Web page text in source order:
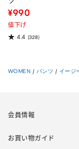
¥990
値下げ
4.4 (328)
WOMEN / パンツ / イージ
会員情報
お買い物ガイド